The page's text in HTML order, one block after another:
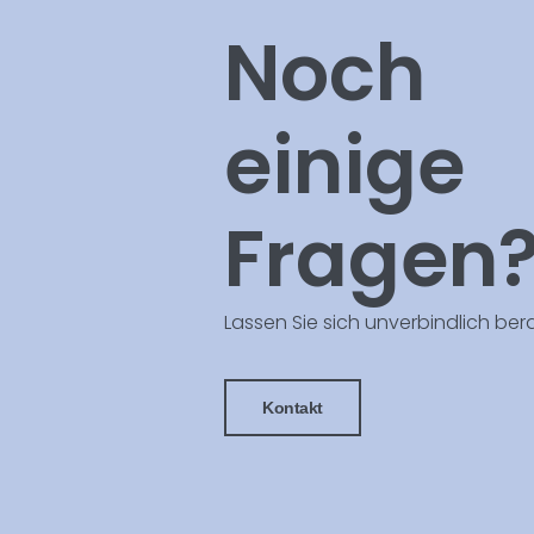
Noch
einige
Lassen Sie sich unverbindlich
Kontakt